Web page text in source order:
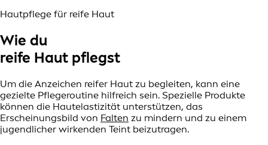
Hautpflege für reife Haut
Wie du
reife Haut pflegst
Um die Anzeichen reifer Haut zu begleiten, kann eine
gezielte Pflegeroutine hilfreich sein. Spezielle Produkte
können die Hautelastizität unterstützen, das
Erscheinungsbild von Falten zu mindern und zu einem
jugendlicher wirkenden Teint beizutragen.